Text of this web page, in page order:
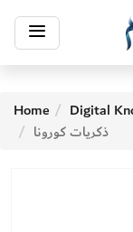
Toggle
navigation
Home Digital
ذكريات كورونا